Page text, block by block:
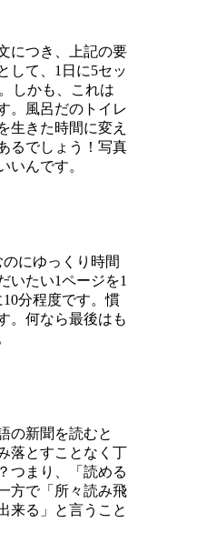
につき、上記の要
して、1日に5セッ
しかも、これは
。風呂だのトイレ
生きた時間に変え
るでしょう！写真
いんです。
にゆっくり時間
いたい1ページを1
分程度です。慣
。何なら最後はも
の新聞を読むと
落とすことなく丁
つまり、「読める
方で「所々読み飛
来る」と言うこと